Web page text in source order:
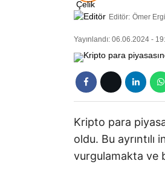
Editör: Ömer
Yayınlandı: 06.06.2024 -
Kripto para
oldu. Bu
vurgulamakta ve